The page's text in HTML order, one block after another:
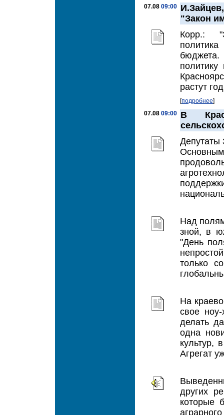
07.08 09:00
"Закон
Корр.:
растут
[подробнее]
07.08 09:00 В
Депутаты
Над
зной, в
"День
только
На
свое
делать
одна
культур,
Агрегат
других
которые